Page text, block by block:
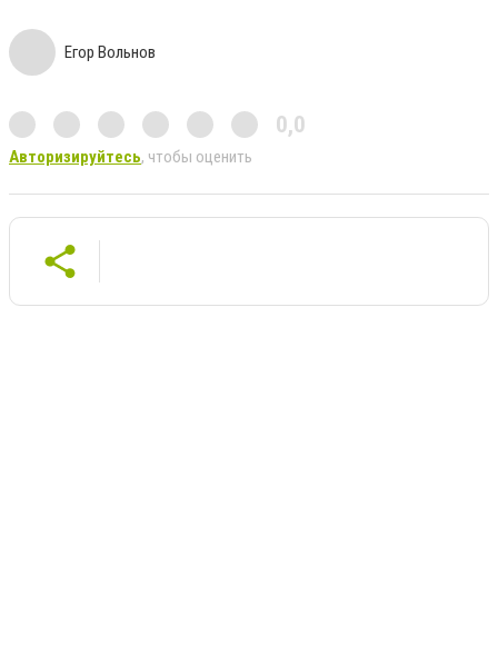
Егор Вольнов
0,0
Авторизируйтесь, чтобы оценить